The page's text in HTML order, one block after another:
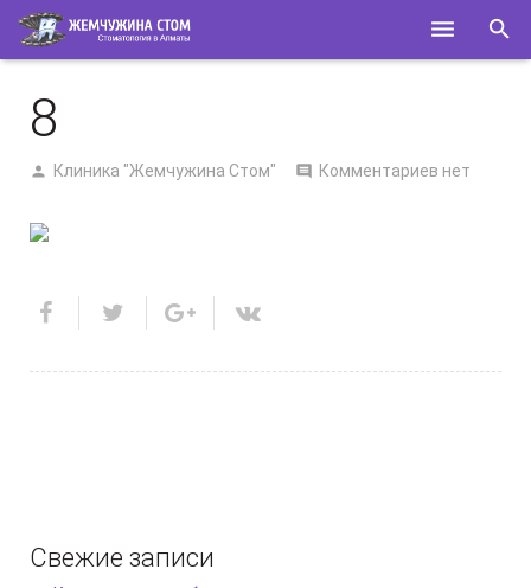
О НАС
КОНТАКТЫ
8
Клиника "Жемчужина Стом" Комментариев нет
Свежие записи